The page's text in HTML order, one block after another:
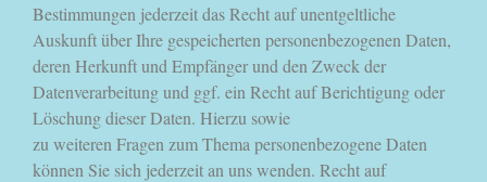
Bestimmungen jederzeit das Recht auf unentgeltliche
Auskunft über Ihre gespeicherten personenbezogenen Daten,
deren Herkunft und Empfänger und den Zweck der
Datenverarbeitung und ggf. ein Recht auf Berichtigung oder
Löschung dieser Daten. Hierzu sowie
zu weiteren Fragen zum Thema personenbezogene Daten
können Sie sich jederzeit an uns wenden. Recht auf